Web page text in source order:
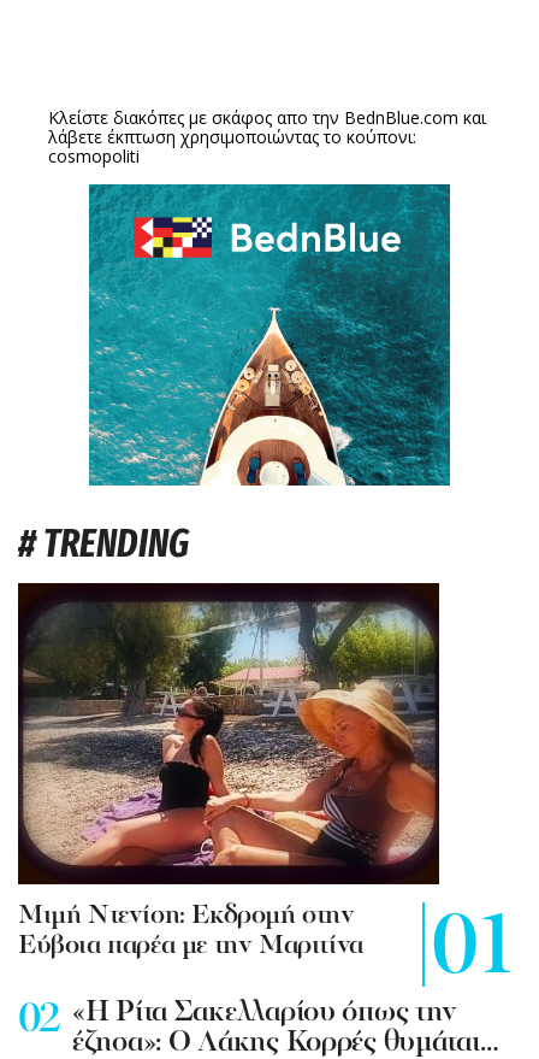
Κλείστε διακόπες με σκάφος απο την BednBlue.com και
λάβετε έκπτωση χρησιμοποιώντας το κούπονι:
cosmopoliti
# TRENDING
Mιμή Ντενίση: Εκδρομή στην
Εύβοια παρέα με την Μαριτίνα
«Η Ρίτα Σακελλαρίου όπως την
έζησα»: Ο Λάκης Κορρές θυμάται…